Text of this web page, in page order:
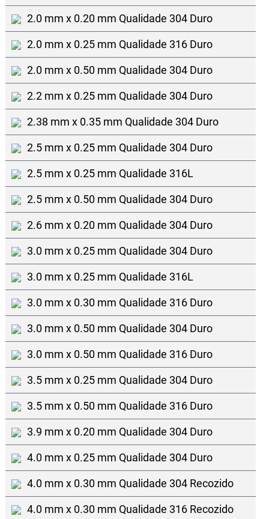
2.0 mm x 0.20 mm Qualidade 304 Duro
2.0 mm x 0.25 mm Qualidade 316 Duro
2.0 mm x 0.50 mm Qualidade 304 Duro
2.2 mm x 0.25 mm Qualidade 304 Duro
2.38 mm x 0.35 mm Qualidade 304 Duro
2.5 mm x 0.25 mm Qualidade 304 Duro
2.5 mm x 0.25 mm Qualidade 316L
2.5 mm x 0.50 mm Qualidade 304 Duro
2.6 mm x 0.20 mm Qualidade 304 Duro
3.0 mm x 0.25 mm Qualidade 304 Duro
3.0 mm x 0.25 mm Qualidade 316L
3.0 mm x 0.30 mm Qualidade 316 Duro
3.0 mm x 0.50 mm Qualidade 304 Duro
3.0 mm x 0.50 mm Qualidade 316 Duro
3.5 mm x 0.25 mm Qualidade 304 Duro
3.5 mm x 0.50 mm Qualidade 316 Duro
3.9 mm x 0.20 mm Qualidade 304 Duro
4.0 mm x 0.25 mm Qualidade 304 Duro
4.0 mm x 0.30 mm Qualidade 304 Recozido
4.0 mm x 0.30 mm Qualidade 316 Recozido